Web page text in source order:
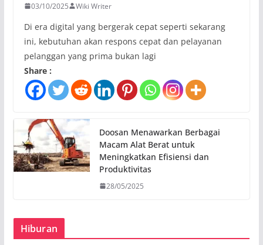
03/10/2025 Wiki Writer
Di era digital yang bergerak cepat seperti sekarang
ini, kebutuhan akan respons cepat dan pelayanan
pelanggan yang prima bukan lagi
Share :
Doosan Menawarkan Berbagai
Macam Alat Berat untuk
Meningkatkan Efisiensi dan
Produktivitas
28/05/2025
Hiburan